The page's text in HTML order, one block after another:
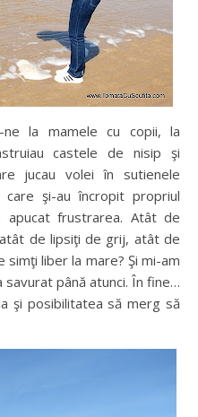
ne la mamele cu copii, la
castele de nisip şi
jucau volei în sutienele
şi-au încropit propriul
apucat frustrarea. Atât de
de lipsiţi de grij, atât de
simţi liber la mare? Şi mi-am
până atunci. În fine…
şi posibilitatea să merg să